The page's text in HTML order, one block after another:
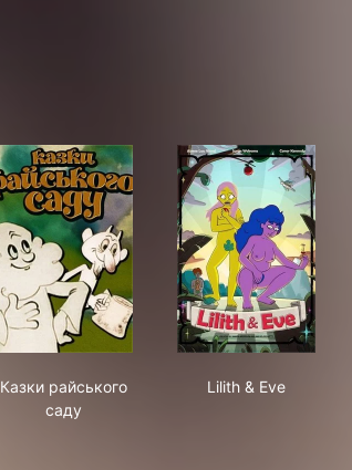
Казки райського
саду
Lilith & Eve